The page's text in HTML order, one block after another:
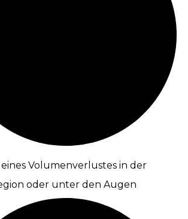
Volumenverlustes in der
oder unter den Augen